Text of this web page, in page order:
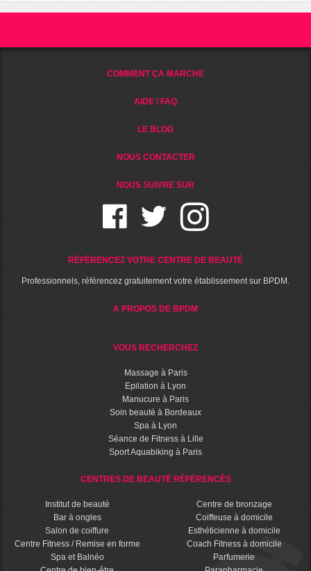
COMMENT ÇA MARCHE
AIDE / FAQ
LE BLOG
NOUS CONTACTER
NOUS SUIVRE SUR
RÉFÉRENCEZ VOTRE CENTRE DE BEAUTÉ
Professionnels, référencez gratuitement votre établissement sur BPDM.
A PROPOS DE BPDM
VOUS RECHERCHEZ
Massage à Paris
Epilation à Lyon
Manucure à Paris
Soin beauté à Bordeaux
Spa à Lyon
Séance de Fitness à Lille
Sport Aquabiking à Paris
CENTRES DE BEAUTÉ RÉFÉRENCÉS
Institut de beauté
Bar à ongles
Salon de coiffure
Centre Fitness / Remise en forme
Spa et Balnéo
Centre de bronzage
Coiffeuse à domicile
Esthéticienne à domicile
Coach Fitness à domicile
Parfumerie